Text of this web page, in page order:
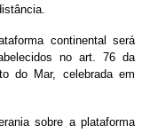
continental será
no art. 76 da
do Mar, celebrada em
sobre a plataforma